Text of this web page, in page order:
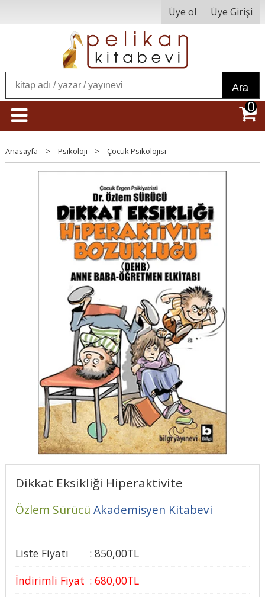
Üye ol Üye Girişi
Ara
0
Anasayfa > Psikoloji > Çocuk Psikolojisi
Dikkat Eksikliği Hiperaktivite
Özlem Sürücü Akademisyen Kitabevi
Liste Fiyatı : 850,00TL
İndirimli Fiyat : 680,00TL